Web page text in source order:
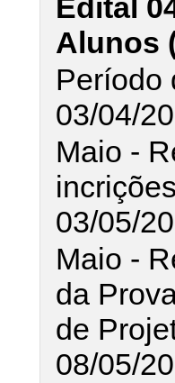
Edital
Alunos
Período
03/04/
Maio -
03/05/
Maio -
da
de
08/05/